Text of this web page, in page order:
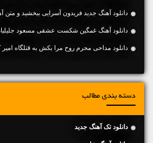
دانلود آهنگ جديد فریدون آسرایی ببخشید و متن
دانلود آهنگ غمگین شکست عشقی مسعود
دانلود مداحی محرم روح مرا بکش به قتلگاه
دسته بندی مطالب
دانلود تک آهنگ جدید